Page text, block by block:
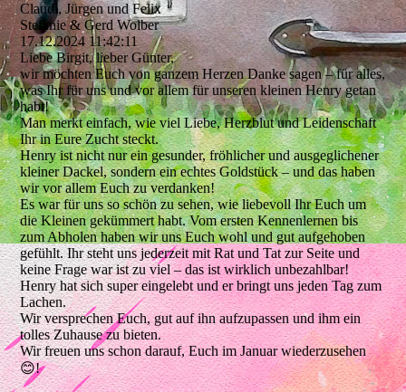
Claudi, Jürgen und Felix
Stefanie & Gerd Wolber
17.12.2024 11:42:11
Liebe Birgit, lieber Günter,
wir möchten Euch von ganzem Herzen Danke sagen – für alles,
was Ihr für uns und vor allem für unseren kleinen Henry getan
habt!
Man merkt einfach, wie viel Liebe, Herzblut und Leidenschaft
Ihr in Eure Zucht steckt.
Henry ist nicht nur ein gesunder, fröhlicher und ausgeglichener
kleiner Dackel, sondern ein echtes Goldstück – und das haben
wir vor allem Euch zu verdanken!
Es war für uns so schön zu sehen, wie liebevoll Ihr Euch um
die Kleinen gekümmert habt. Vom ersten Kennenlernen bis
zum Abholen haben wir uns Euch wohl und gut aufgehoben
gefühlt. Ihr steht uns jederzeit mit Rat und Tat zur Seite und
keine Frage war ist zu viel – das ist wirklich unbezahlbar!
Henry hat sich super eingelebt und er bringt uns jeden Tag zum
Lachen.
Wir versprechen Euch, gut auf ihn aufzupassen und ihm ein
tolles Zuhause zu bieten.
Wir freuen uns schon darauf, Euch im Januar wiederzusehen
😊!